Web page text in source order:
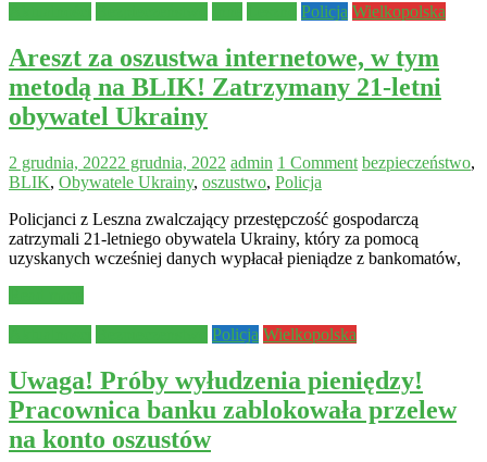
Policja Wielkopolska
Areszt za oszustwa internetowe, w tym
metodą na BLIK! Zatrzymany 21-letni
obywatel Ukrainy
2 grudnia, 20222 grudnia, 2022 admin 1 Comment bezpieczeństwo,
BLIK, Obywatele Ukrainy, oszustwo, Policja
Policjanci z Leszna zwalczający przestępczość gospodarczą
zatrzymali 21-letniego obywatela Ukrainy, który za pomocą
uzyskanych wcześniej danych wypłacał pieniądze z bankomatów,
Policja Wielkopolska
Uwaga! Próby wyłudzenia pieniędzy!
Pracownica banku zablokowała przelew
na konto oszustów